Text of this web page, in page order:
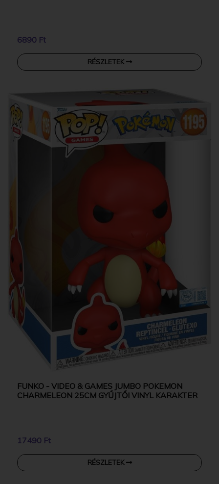
6890 Ft
RÉSZLETEK
FUNKO - VIDEO & GAMES JUMBO POKEMON
CHARMELEON 25CM GYŰJTŐI VINYL KARAKTER
17490 Ft
RÉSZLETEK